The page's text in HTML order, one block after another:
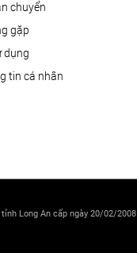
chuyển
gặp
dụng
tin cá nhân
Long An cấp ngày 20/02/2008